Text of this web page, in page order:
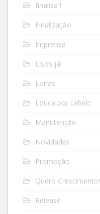
finaliza !
Finalização
Imprensa
Lisos já!
Loiras
Louca por cabelo
Manutenção
Novidades
Promoção
Quero Crescimento!
Release